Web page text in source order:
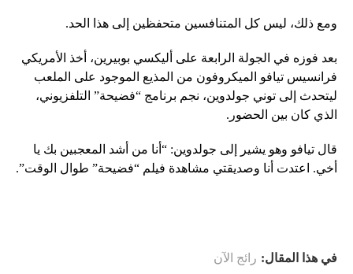
ومع ذلك، ليس كل المتنافسين متحفظين إلى هذا الحد.
بعد فوزه في الجولة الرابعة على أليكسي بوبيرين، أخذ الأمريكي
فرانسيس تيافو الميكروفون من المذيع الموجود على الملعب
ليتحدث إلى توني جولدوين، نجم برنامج “فضيحة” التلفزيوني،
الذي كان بين الحضور.
قال تيافو وهو يشير إلى جولدوين: “أنا من أشد المعجبين بك يا
أخي. اعتدت أنا وصديقتي مشاهدة فيلم “فضيحة” طوال الوقت”.
في هذا المقال: رائج الآن